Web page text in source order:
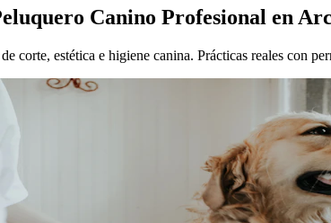
Canino Profesional en
corte, estética e higiene canina. Prácticas reales con